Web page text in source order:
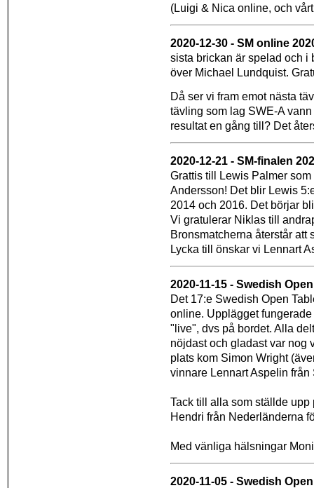
(Luigi & Nica online, och
2020-12-30 - SM online
sista brickan är spelad och i
över Michael Lundquist.
Då ser vi fram emot nästa
tävling som lag SWE-A
resultat en gång till? Det
2020-12-21 - SM-finalen
Grattis till Lewis Palmer
Andersson! Det blir Lewis
2014 och 2016. Det börjar
Vi gratulerar Niklas till
Bronsmatcherna återstår att
Lycka till önskar vi Lennart
2020-11-15 - Swedish
Det 17:e Swedish Open
online. Upplägget
"live", dvs på bordet. Alla
nöjdast och gladast var nog
plats kom Simon Wright
vinnare Lennart Aspelin från
Tack till alla som ställde
Hendri från Nederländerna
Med vänliga hälsningar
2020-11-05 - Swedish